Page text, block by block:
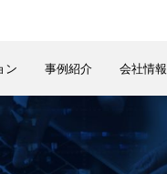
ン 事例紹介 会社情報